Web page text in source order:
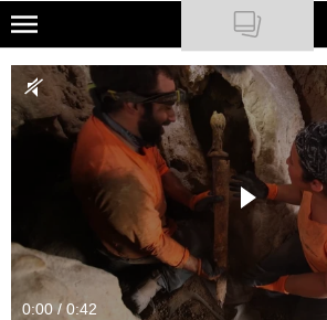
Skip
main
content
NATIONAL GEOGRAPHIC
TRAVELER
PODCASTY
Newsletter
Cuda Polski
0:00 / 0:42